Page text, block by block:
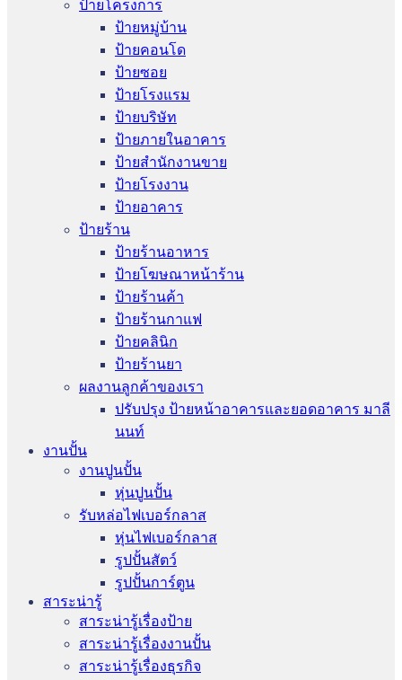
ป้ายโครงการ
ป้ายหมู่บ้าน
ป้ายคอนโด
ป้ายซอย
ป้ายโรงแรม
ป้ายบริษัท
ป้ายภายในอาคาร
ป้ายสำนักงานขาย
ป้ายโรงงาน
ป้ายอาคาร
ป้ายร้าน
ป้ายร้านอาหาร
ป้ายโฆษณาหน้าร้าน
ป้ายร้านค้า
ป้ายร้านกาแฟ
ป้ายคลินิก
ป้ายร้านยา
ผลงานลูกค้าของเรา
ปรับปรุง ป้ายหน้าอาคารและยอดอาคาร มาลี
นนท์
งานปั้น
งานปูนปั้น
หุ่นปูนปั้น
รับหล่อไฟเบอร์กลาส
หุ่นไฟเบอร์กลาส
รูปปั้นสัตว์
รูปปั้นการ์ตูน
สาระน่ารู้
สาระน่ารู้เรื่องป้าย
สาระน่ารู้เรื่องงานปั้น
สาระน่ารู้เรื่องธุรกิจ